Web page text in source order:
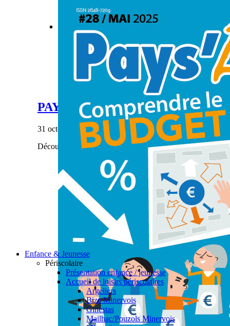
Permalink
PAYS’ÂGES #28
Actualités Aide à domicile,CIAS Enfance &
PAYS’ÂGES #28
31 octobre 2023|
Découvrez notre dernier numéro de Pays'âges.
Enfance & Jeunesse
Périscolaire
Présentation enfance / jeunesse
Accueil de loisirs périscolaires
Argeliers
Bize Minervois
Ginestas
Mailhac/Pouzols Minervois